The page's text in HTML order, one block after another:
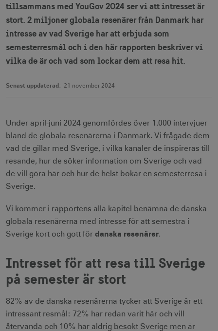
tillsammans med YouGov 2024 ser vi att intresset är
stort. 2 miljoner globala resenärer från Danmark har
intresse av vad Sverige har att erbjuda som
semesterresmål och i den här rapporten beskriver vi
vilka de är och vad som lockar dem att resa hit.
Senast uppdaterad: 21 november 2024
Under april-juni 2024 genomfördes över 1.000 intervjuer
bland de globala resenärerna i Danmark. Vi frågade dem
vad de gillar med Sverige, i vilka kanaler de inspireras till
resande, hur de söker information om Sverige och vad
de vill göra här och hur de helst bokar en semesterresa i
Sverige.
Vi kommer i rapportens alla kapitel benämna de danska
globala resenärerna med intresse för att semestra i
Sverige kort och gott för danska resenärer.
Intresset för att resa till Sverige
på semester är stort
82% av de danska resenärerna tycker att Sverige är ett
intressant resmål: 72% har redan varit här och vill
återvända och 10% har aldrig besökt Sverige men är